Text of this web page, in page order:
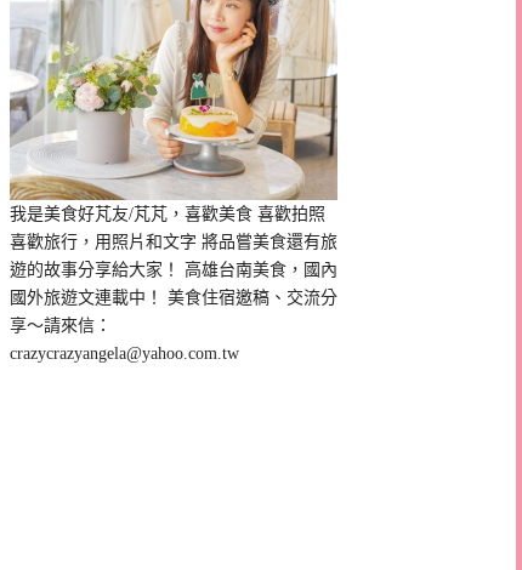
我是美食好芃友/芃芃，喜歡美食 喜歡拍照
喜歡旅行，用照片和文字 將品嘗美食還有旅
遊的故事分享給大家！ 高雄台南美食，國內
國外旅遊文連載中！ 美食住宿邀稿、交流分
享～請來信：
crazycrazyangela@yahoo.com.tw